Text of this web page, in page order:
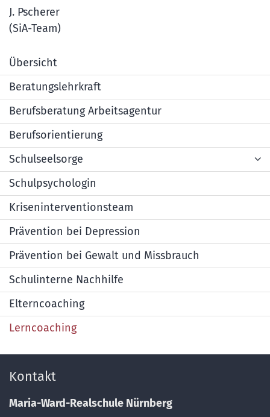
J. Pscherer
(SiA-Team)
Übersicht
Beratungslehrkraft
Berufsberatung Arbeitsagentur
Berufsorientierung
Schulseelsorge
Schulpsychologin
Kriseninterventionsteam
Prävention bei Depression
Prävention bei Gewalt und Missbrauch
Schulinterne Nachhilfe
Elterncoaching
Lerncoaching
Kontakt
Maria-Ward-Realschule Nürnberg